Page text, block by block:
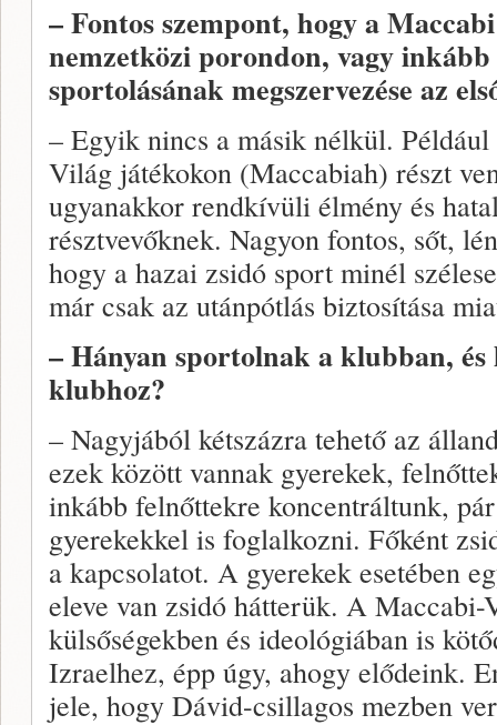
– Fontos szempont, hogy a
nemzetközi porondon, vagy inkább
sportolásának megszervezése az
– Egyik nincs a másik nélkül.
Világ játékokon (Maccabiah) részt
ugyanakkor rendkívüli élmény és
résztvevőknek. Nagyon fontos, sőt,
hogy a hazai zsidó sport minél
már csak az utánpótlás biztosítása
– Hányan sportolnak a klubban,
klubhoz?
– Nagyjából kétszázra tehető az
ezek között vannak gyerekek,
inkább felnőttekre koncentráltunk,
gyerekekkel is foglalkozni. Főként
a kapcsolatot. A gyerekek esetében
eleve van zsidó hátterük. A Maccabi-
külsőségekben és ideológiában is
Izraelhez, épp úgy, ahogy elődeink.
jele, hogy Dávid-csillagos mezben